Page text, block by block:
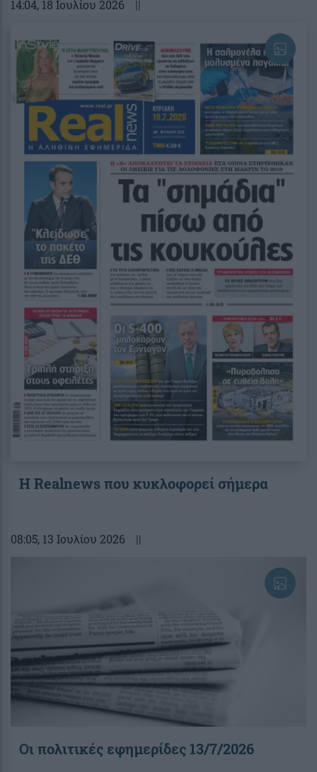
14:04, 18 Ιουλίου 2026 ||
Η Realnews που κυκλοφορεί σήμερα
08:05, 13 Ιουλίου 2026 ||
Οι πολιτικές εφημερίδες 13/7/2026